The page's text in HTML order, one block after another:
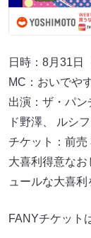
日時：8月31日
MC：おいでや
出演：ザ・パ
ド野澤、 ルシ
チケット：前売
大喜利得意な
ュールな大喜利
FANYチケット